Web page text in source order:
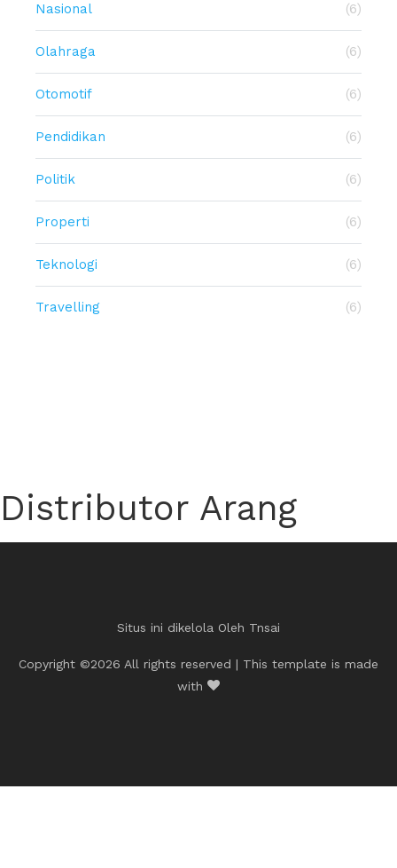
Nasional (6)
Olahraga (6)
Otomotif (6)
Pendidikan (6)
Politik (6)
Properti (6)
Teknologi (6)
Travelling (6)
Distributor Arang
Situs ini dikelola Oleh Tnsai
Copyright ©2026 All rights reserved | This template is made
with